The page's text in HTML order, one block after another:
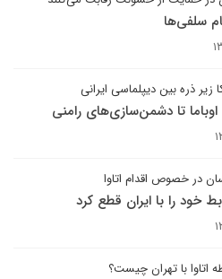
سلفی‌ها
زیر ذره بین دیپلماسی ایرانی
اوباما تا دشمن‌سازی‌های رامنی
در خصوص اقدام اتاوا
خود را با ایران قطع کرد
اتاوا با تهران چیست؟